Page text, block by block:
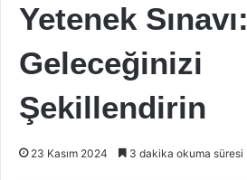
Yetenek Sınavı:
Geleceğinizi
Şekillendirin
23 Kasım 2024 3 dakika okuma süresi